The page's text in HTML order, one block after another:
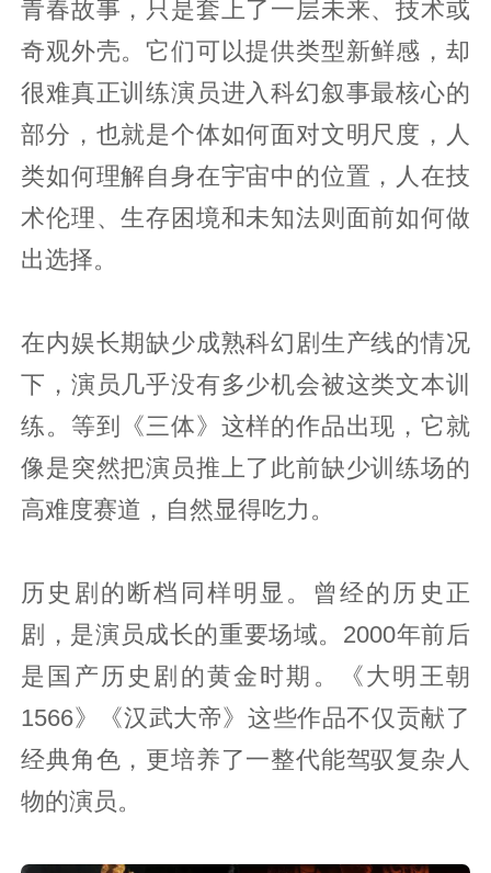
青春故事，只是套上了一层未来、技术或
奇观外壳。它们可以提供类型新鲜感，却
很难真正训练演员进入科幻叙事最核心的
部分，也就是个体如何面对文明尺度，人
类如何理解自身在宇宙中的位置，人在技
术伦理、生存困境和未知法则面前如何做
出选择。
在内娱长期缺少成熟科幻剧生产线的情况
下，演员几乎没有多少机会被这类文本训
练。等到《三体》这样的作品出现，它就
像是突然把演员推上了此前缺少训练场的
高难度赛道，自然显得吃力。
历史剧的断档同样明显。曾经的历史正
剧，是演员成长的重要场域。2000年前后
是国产历史剧的黄金时期。《大明王朝
1566》《汉武大帝》这些作品不仅贡献了
经典角色，更培养了一整代能驾驭复杂人
物的演员。